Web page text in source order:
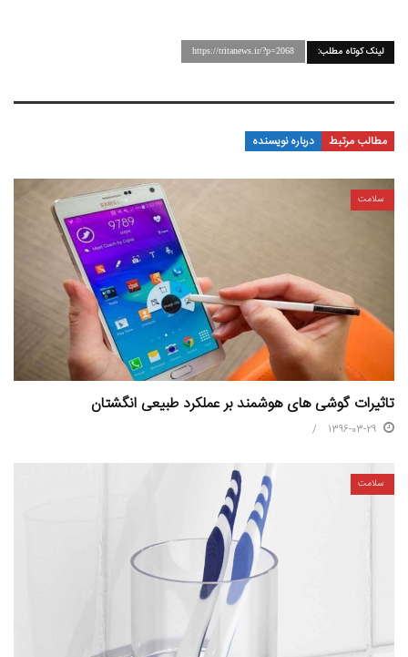
لینک کوتاه مطلب: https://tritanews.ir/?p=2068
مطالب مرتبط درباره نویسنده
سلامت
تاثیرات گوشی‌ های هوشمند بر عملکرد طبیعی انگشتان
1396-03-29
سلامت